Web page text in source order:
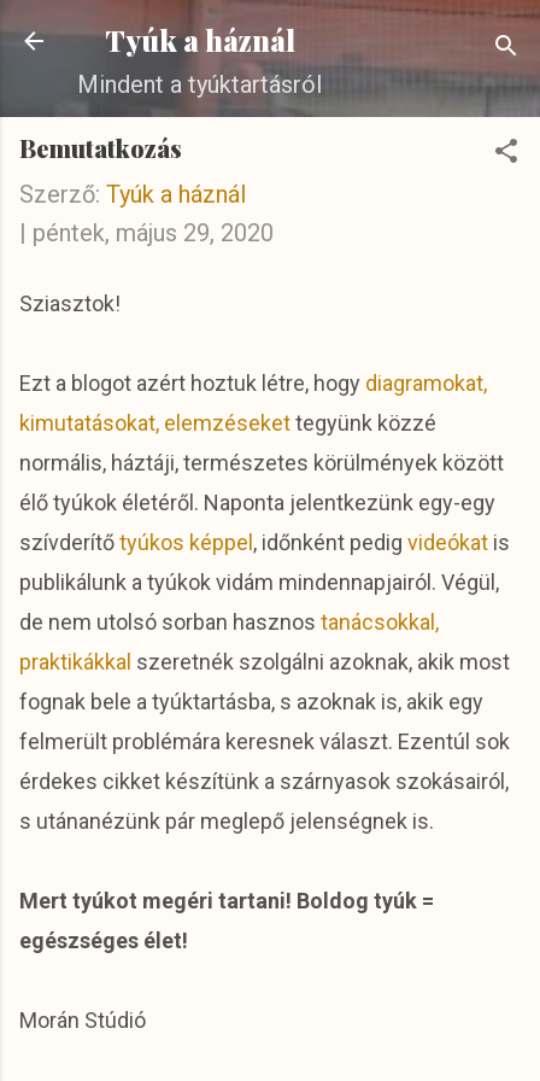
Ugrás a fő tartalomra
Tyúk a háznál
Mindent a tyúktartásról
Bemutatkozás
Szerző: Tyúk a háznál
| péntek, május 29, 2020
Sziasztok!
Ezt a blogot azért hoztuk létre, hogy diagramokat,
kimutatásokat, elemzésekettegyünk közzé
normális, háztáji, természetes körülmények között
élő tyúkok életéről. Naponta jelentkezünk egy-egy
szívderítőtyúkos képpel , időnként pedig videókat is
publikálunk a tyúkok vidám mindennapjairól. Végül,
de nem utolsó sorban hasznos tanácsokkal,
praktikákkal szeretnék szolgálni azoknak, akik most
fognak bele a tyúktartásba, s azoknak is, akik egy
felmerült problémára keresnek választ. Ezentúl sok
érdekes cikket készítünk a szárnyasok szokásairól,
s utánanézünk pár meglepő jelenségnek is.
Mert tyúkot megéri tartani! Boldog tyúk =
egészséges élet!
Morán Stúdió